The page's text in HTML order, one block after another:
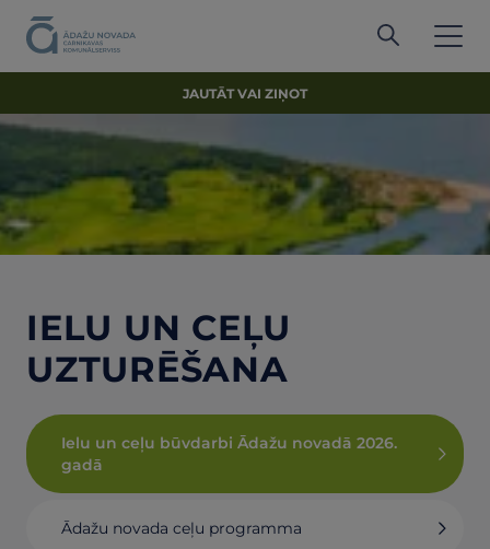
JAUTĀT VAI ZIŅOT
IELU UN CEĻU
UZTURĒŠANA
Ielu un ceļu būvdarbi Ādažu novadā 2026.
gadā
Ādažu novada ceļu programma